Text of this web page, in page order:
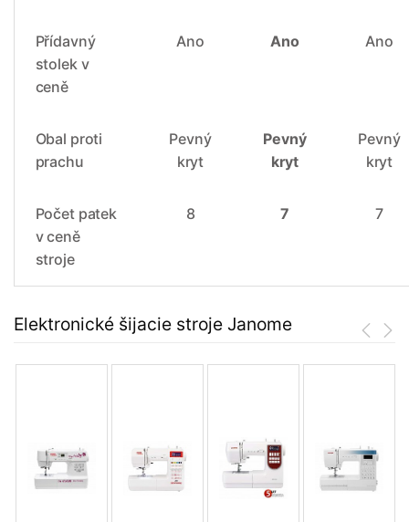
Přídavný
stolek v
ceně
Ano Ano Ano
Obal proti
prachu
Pevný
kryt
Pevný
kryt
Pevný
kryt
Počet patek
v ceně
stroje
8 7 7
Elektronické šijacie stroje Janome